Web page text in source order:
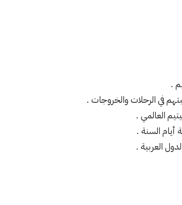
.
في الرحلات والخروجات .
العالمي .
أيام السنة .
العربية .